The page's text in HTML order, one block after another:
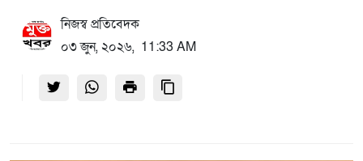
নিজস্ব প্রতিবেদক
০৩ জুন, ২০২৬, 11:33 AM